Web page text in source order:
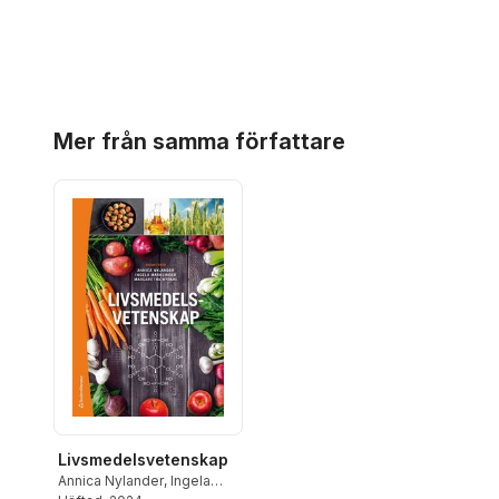
Mer från samma författare
Livsmedelsvetenskap
Annica Nylander, Ingela